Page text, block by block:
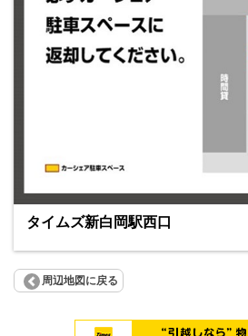
タイムズ新白岡駅西口
周辺地図に戻る